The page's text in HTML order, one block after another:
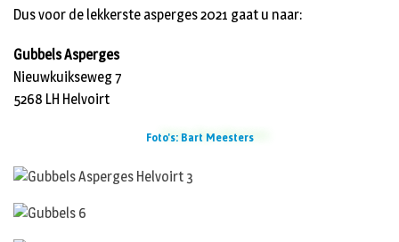
Dus voor de lekkerste asperges 2021 gaat u naar:
Gubbels Asperges
Nieuwkuikseweg 7
5268 LH Helvoirt
Foto's: Bart Meesters